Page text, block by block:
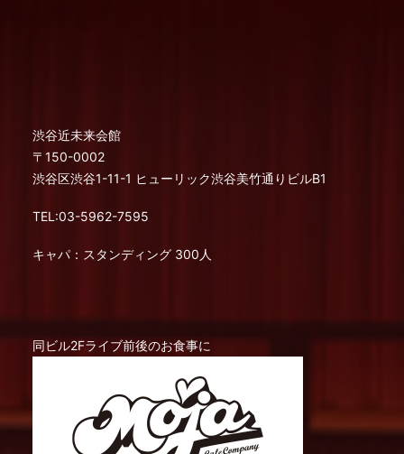
渋谷近未来会館
〒150-0002
渋谷区渋谷1-11-1 ヒューリック渋谷美竹通りビルB1
TEL:03-5962-7595
キャパ：スタンディング 300人
同ビル2Fライブ前後のお食事に